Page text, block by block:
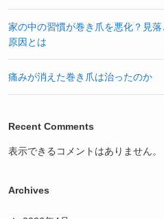
家の中の習慣が巻き爪を悪化？見
原因とは
痛みが消えた巻き爪は治ったのか
Recent Comments
表示できるコメントはありません。
Archives